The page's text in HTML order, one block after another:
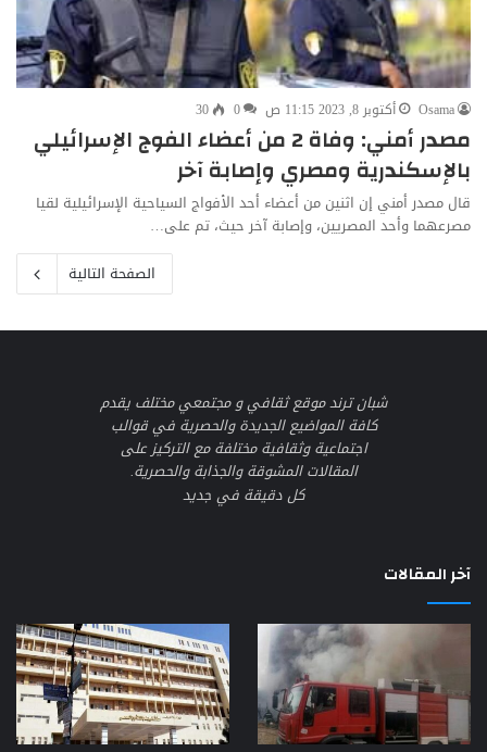
Osama أكتوبر 8, 2023 11:15 ص 0
30
مصدر أمني: وفاة 2 من أعضاء الفوج الإسرائيلي
بالإسكندرية ومصري وإصابة آخر
قال مصدر أمني إن اثنين من أعضاء أحد الأفواج السياحية الإسرائيلية لقيا
مصرعهما وأحد المصريين، وإصابة آخر حيث، تم على…
الصفحة التالية
شبان ترند موقع ثقافي و مجتمعي مختلف يقدم
كافة المواضيع الجديدة والحصرية في قوالب
اجتماعية وثقافية مختلفة مع التركيز على
المقالات المشوقة والجذابة والحصرية.
كل دقيقة في جديد
آخر المقالات